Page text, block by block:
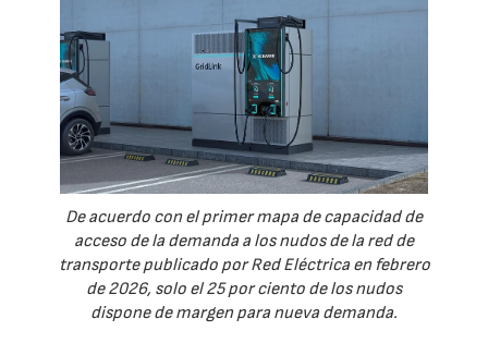
De acuerdo con el primer mapa de capacidad de
acceso de la demanda a los nudos de la red de
transporte publicado por Red Eléctrica en febrero
de 2026, solo el 25 por ciento de los nudos
dispone de margen para nueva demanda.